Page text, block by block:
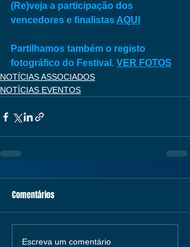
(Re)veja a participação dos
vencedores e finalistas AQUI
Partilhamos também o registo
fotográfico do Festival. VER FOTOS
NOTÍCIAS ASSOCIADOS
NOTÍCIAS EVENTOS
Comentários
Escreva um comentário